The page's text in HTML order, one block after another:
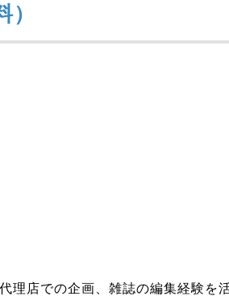
理店での企画、雑誌の編集経験を